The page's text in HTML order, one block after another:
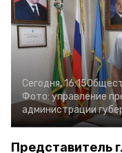
Сегодня, 16:15
Фото: управление
администрации
Представитель